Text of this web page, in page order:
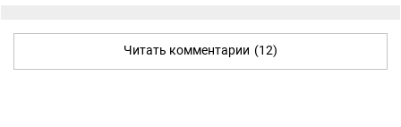
Читать комментарии (12)